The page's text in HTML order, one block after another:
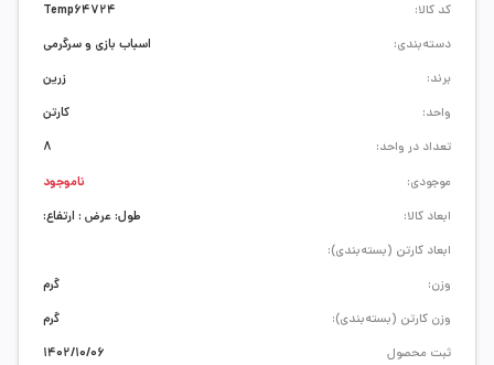
ابعاد کالا:
طول: عرض : ارتفاع:
ابعاد کارتن (بسته‌بندی):
وزن:
گرم
وزن کارتن (بسته‌بندی):
گرم
ثبت محصول
1402/10/06
کد کالا:
Temp64724
دسته‌بندی:
اسباب بازی و سرگرمی
برند:
زرین
واحد:
کارتن
تعداد در واحد:
8
موجودی:
ناموجود